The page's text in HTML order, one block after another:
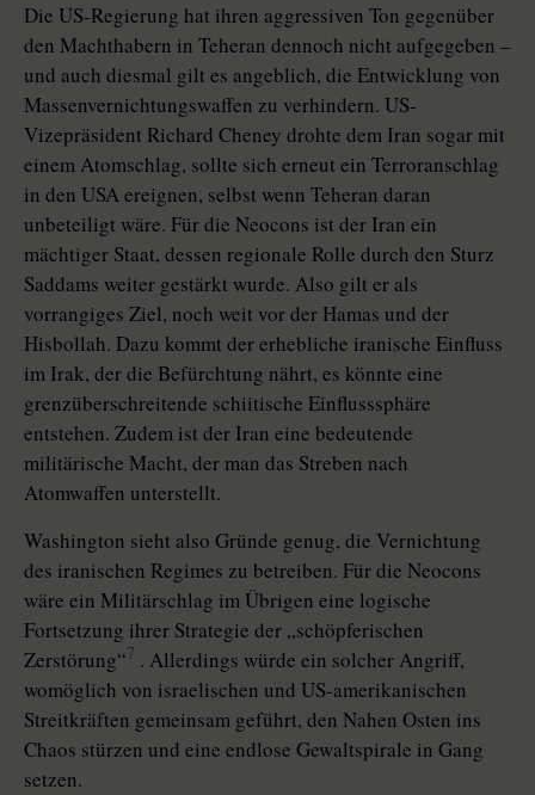
Die US-Regierung hat ihren aggressiven Ton gegenüber
den Machthabern in Teheran dennoch nicht aufgegeben –
und auch diesmal gilt es angeblich, die Entwicklung von
Massenvernichtungswaffen zu verhindern. US-
Vizepräsident Richard Cheney drohte dem Iran sogar mit
einem Atomschlag, sollte sich erneut ein Terroranschlag
in den USA ereignen, selbst wenn Teheran daran
unbeteiligt wäre. Für die Neocons ist der Iran ein
mächtiger Staat, dessen regionale Rolle durch den Sturz
Saddams weiter gestärkt wurde. Also gilt er als
vorrangiges Ziel, noch weit vor der Hamas und der
Hisbollah. Dazu kommt der erhebliche iranische Einfluss
im Irak, der die Befürchtung nährt, es könnte eine
grenzüberschreitende schiitische Einflusssphäre
entstehen. Zudem ist der Iran eine bedeutende
militärische Macht, der man das Streben nach
Atomwaffen unterstellt.
Washington sieht also Gründe genug, die Vernichtung
des iranischen Regimes zu betreiben. Für die Neocons
wäre ein Militärschlag im Übrigen eine logische
Fortsetzung ihrer Strategie der „schöpferischen
Zerstörung“7 . Allerdings würde ein solcher Angriff,
womöglich von israelischen und US-amerikanischen
Streitkräften gemeinsam geführt, den Nahen Osten ins
Chaos stürzen und eine endlose Gewaltspirale in Gang
setzen.